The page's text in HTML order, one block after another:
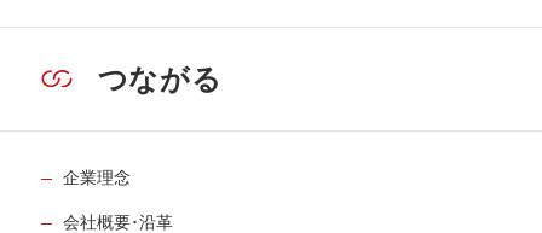
つながる
企業理念
会社概要･沿革